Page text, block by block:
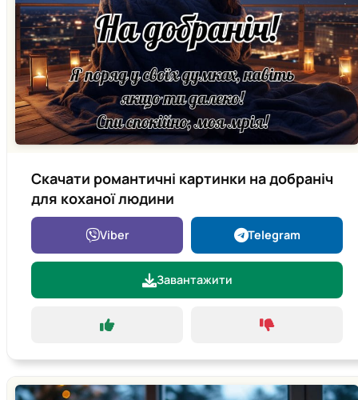
Скачати романтичні картинки на добраніч
для коханої людини
Viber Telegram
Завантажити